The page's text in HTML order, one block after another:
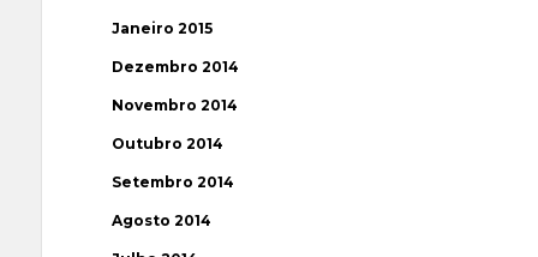
Janeiro 2015
Dezembro 2014
Novembro 2014
Outubro 2014
Setembro 2014
Agosto 2014